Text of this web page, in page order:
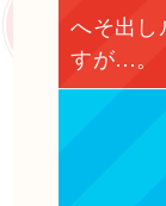
へそ出し
すが…。